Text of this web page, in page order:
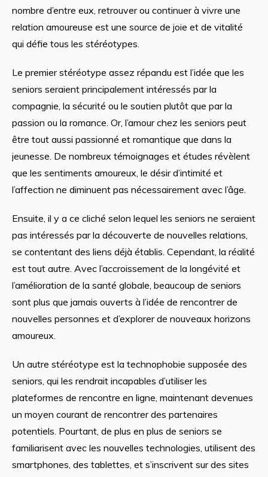
nombre d’entre eux, retrouver ou continuer à vivre une
relation amoureuse est une source de joie et de vitalité
qui défie tous les stéréotypes.
Le premier stéréotype assez répandu est l’idée que les
seniors seraient principalement intéressés par la
compagnie, la sécurité ou le soutien plutôt que par la
passion ou la romance. Or, l’amour chez les seniors peut
être tout aussi passionné et romantique que dans la
jeunesse. De nombreux témoignages et études révèlent
que les sentiments amoureux, le désir d’intimité et
l’affection ne diminuent pas nécessairement avec l’âge.
Ensuite, il y a ce cliché selon lequel les seniors ne seraient
pas intéressés par la découverte de nouvelles relations,
se contentant des liens déjà établis. Cependant, la réalité
est tout autre. Avec l’accroissement de la longévité et
l’amélioration de la santé globale, beaucoup de seniors
sont plus que jamais ouverts à l’idée de rencontrer de
nouvelles personnes et d’explorer de nouveaux horizons
amoureux.
Un autre stéréotype est la technophobie supposée des
seniors, qui les rendrait incapables d’utiliser les
plateformes de rencontre en ligne, maintenant devenues
un moyen courant de rencontrer des partenaires
potentiels. Pourtant, de plus en plus de seniors se
familiarisent avec les nouvelles technologies, utilisent des
smartphones, des tablettes, et s’inscrivent sur des sites